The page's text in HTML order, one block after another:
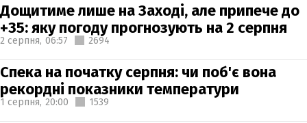
Дощитиме лише на Заході, але припече до
+35: яку погоду прогнозують на 2 серпня
2 серпня, 06:57 2694
Спека на початку серпня: чи поб'є вона
рекордні показники температури
1 серпня, 20:00 1539